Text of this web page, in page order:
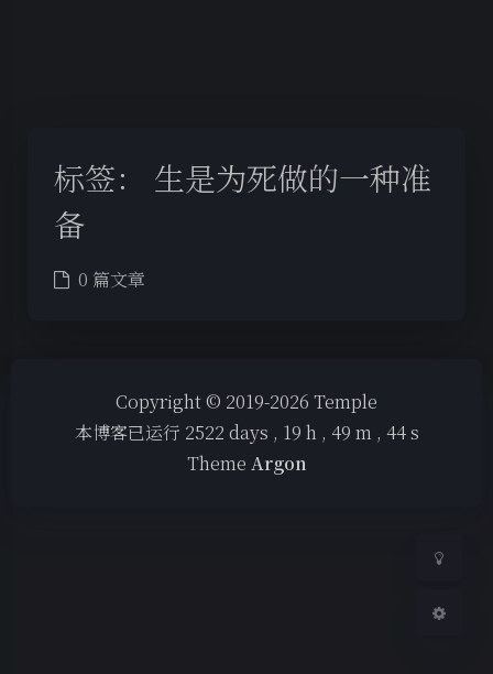
Sans Serif
标签： 生是为死做的一种准
备
0 篇文章
Copyright © 2019-2026 Temple
本博客已运行 2522 days , 19 h , 49 m , 44s
Theme Argon